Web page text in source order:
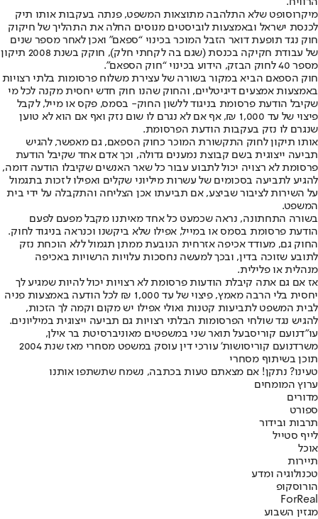
מיקרוסופט שלא התלהבה מתוצאות המשפט, פנתה בעקבות אותו תיק
לכנסת ישראל ובאמצעות לוביסטים מנוסים החלה את התהליך של חיקוק
חוק נגד תופעת דואר הזבל המוכר בכינוי “ספאם” ואכן לאחר מספר שנים
של עבודת חקיקה בכנסת (שגם בה לקחתי חלק), חוקק בשנת 2008 תיקון
מספר 40 לחוק הבזק, הידוע בכינוי “חוק הספאם”.
חוק הספאם הביא במקור בשורה של עצירת משלוח פרסומות בלתי רצויות
באמצעות אמצעים דיגיטליים, והחוק שהנו חוק חדש יחסית מקנה לכל מי
שקיבל הודעת פרסומת בניגוד ללשון החוק- בסמס, פקס או מייל, לקבל
פיצוי של עד 1,000 ₪, אף אם לא נגרם לו שום נזק ואף אם הוא לא טוען
שנגרם לו נזק בעקבות הודעת הפרסומת.
אותו תיקון לחוק התקשורת המוכר כחוק הספאם, גם מאפשר, להגיש
תביעה ייצוגית בשם קבוצת נמענים גדולה, וכך אדם אחד שקיבל הודעת
פרסומת לא רצויה יכול לתבוע עבור כל שאר האנשים שקיבלו הודעה דומה,
להגיע לתביעה בסכומים של עשרות מיליוני שקלים ואפילו לזכות בתגמול
על השירות לציבור שביצע, אם תביעתו אכן הצליחה והתקבלה על ידי בית
המשפט.
בשורה התחתונה, נראה שכמעט כל אחד מאיתנו מקבל מפעם לפעם
הודעת פרסומת בסמס או במייל, אפילו שלא ביקשנו וכנראה בניגוד לחוק.
החוק גם, מעודד אכיפה אזרחית הנובעת ממתן תגמול ללא הוכחת נזק
לתובע שזוכה בדין, ובכך למעשה נחסכות עלויות הרשויות באכיפה
מנהלית או פלילית.
אז אם גם אתה קיבלת הודעות פרסומת לא רצויות יכול להיות שמגיע לך
יחסית בלי הרבה מאמץ, פיצוי של עד 1,000 ₪ לכל הודעה באמצעות פניה
לבית המשפט לתביעות קטנות ואולי אפילו יש מקום וקמה לך הזכות,
להגיש נגד שולחי הפרסומות הבלתי רצויות גם תביעה ייצוגית במיליונים.
עו”דנועם קוריסבעל תואר שני במשפטים מאוניברסיטת בר אילן,
משרדנועם קוריסושות’ עורכי דין עוסק במשפט מסחרי מאז שנת 2004
תוכן בשיתוף מסחרי
טעינו? נתקן! אם מצאתם טעות בכתבה, נשמח שתשתפו אותנו
ערוץ המומחים
מדורים
ספורט
תרבות ובידור
לייף סטייל
אוכל
תיירות
טכנולוגיה ומדע
הורוסקופ
ForReal
מגזין השבוע